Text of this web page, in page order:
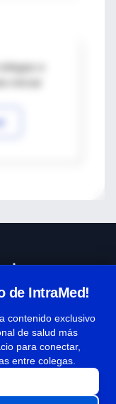
o
de IntraMed!
contenido exclusivo
de salud más
para conectar,
entre colegas.
1997-2026